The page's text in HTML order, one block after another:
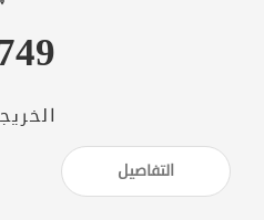
التفاصيل